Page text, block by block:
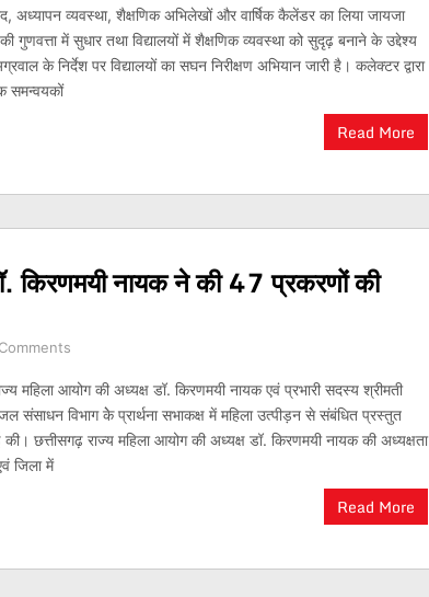
अध्यापन व्यवस्था, शैक्षणिक अभिलेखों और वार्षिक कैलेंडर का लिया जायजा
गुणवत्ता में सुधार तथा विद्यालयों में शैक्षणिक व्यवस्था को सुदृढ़ बनाने के उद्देश्य
के निर्देश पर विद्यालयों का सघन निरीक्षण अभियान जारी है। कलेक्टर द्वारा
समन्वयकों
Read More
किरणमयी नायक ने की 47 प्रकरणों की
महिला आयोग की अध्यक्ष डॉ. किरणमयी नायक एवं प्रभारी सदस्य श्रीमती
संसाधन विभाग केे प्रार्थना सभाकक्ष में महिला उत्पीड़न से संबंधित प्रस्तुत
छत्तीसगढ़ राज्य महिला आयोग की अध्यक्ष डॉ. किरणमयी नायक की अध्यक्षता
जिला में
Read More